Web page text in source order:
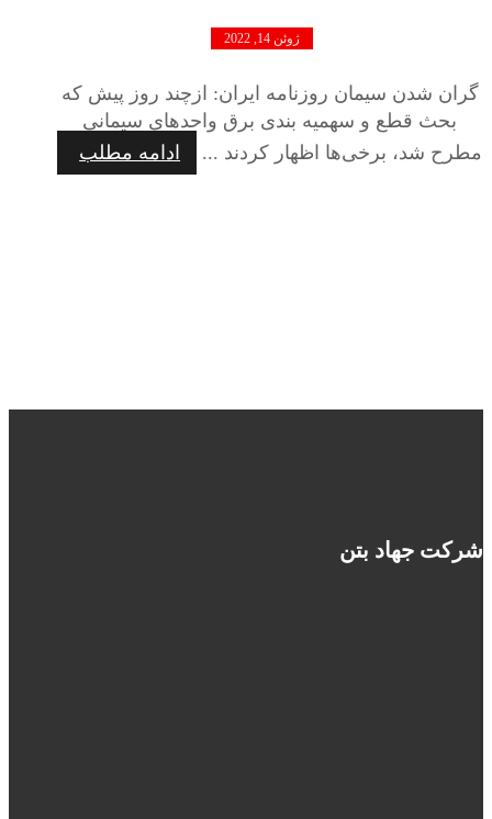
ژوئن 14, 2022
گران شدن سیمان روزنامه ایران: ازچند روز پیش که
بحث قطع و سهمیه‌ بندی برق واحدهای سیمانی
مطرح شد، برخی‌ها اظهار کردند ...
ادامه مطلب
شرکت جهاد بتن